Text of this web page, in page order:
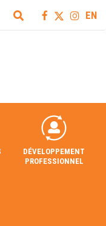
EN
DÉVELOPPEMENT
PROFESSIONNEL